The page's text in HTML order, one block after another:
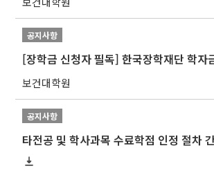
공지사항
보건대학원
공지사항
타전공 및 학사과목 수료학점 인정 절차